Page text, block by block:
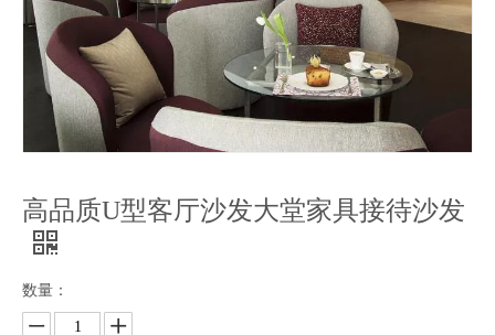
高品质U型客厅沙发大堂家具接待沙发
数量：